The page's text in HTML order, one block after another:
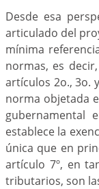
Desde esa
articulado del
mínima
normas, es
artículos 2o., 3o.
norma objetada
gubernamental
establece la
única que en
artículo 7º, en
tributarios, son